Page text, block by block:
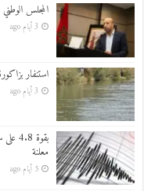
المجلس
3 أيام ago
استنفار
3 أيام ago
بقوة
معلنة
5 أيام ago